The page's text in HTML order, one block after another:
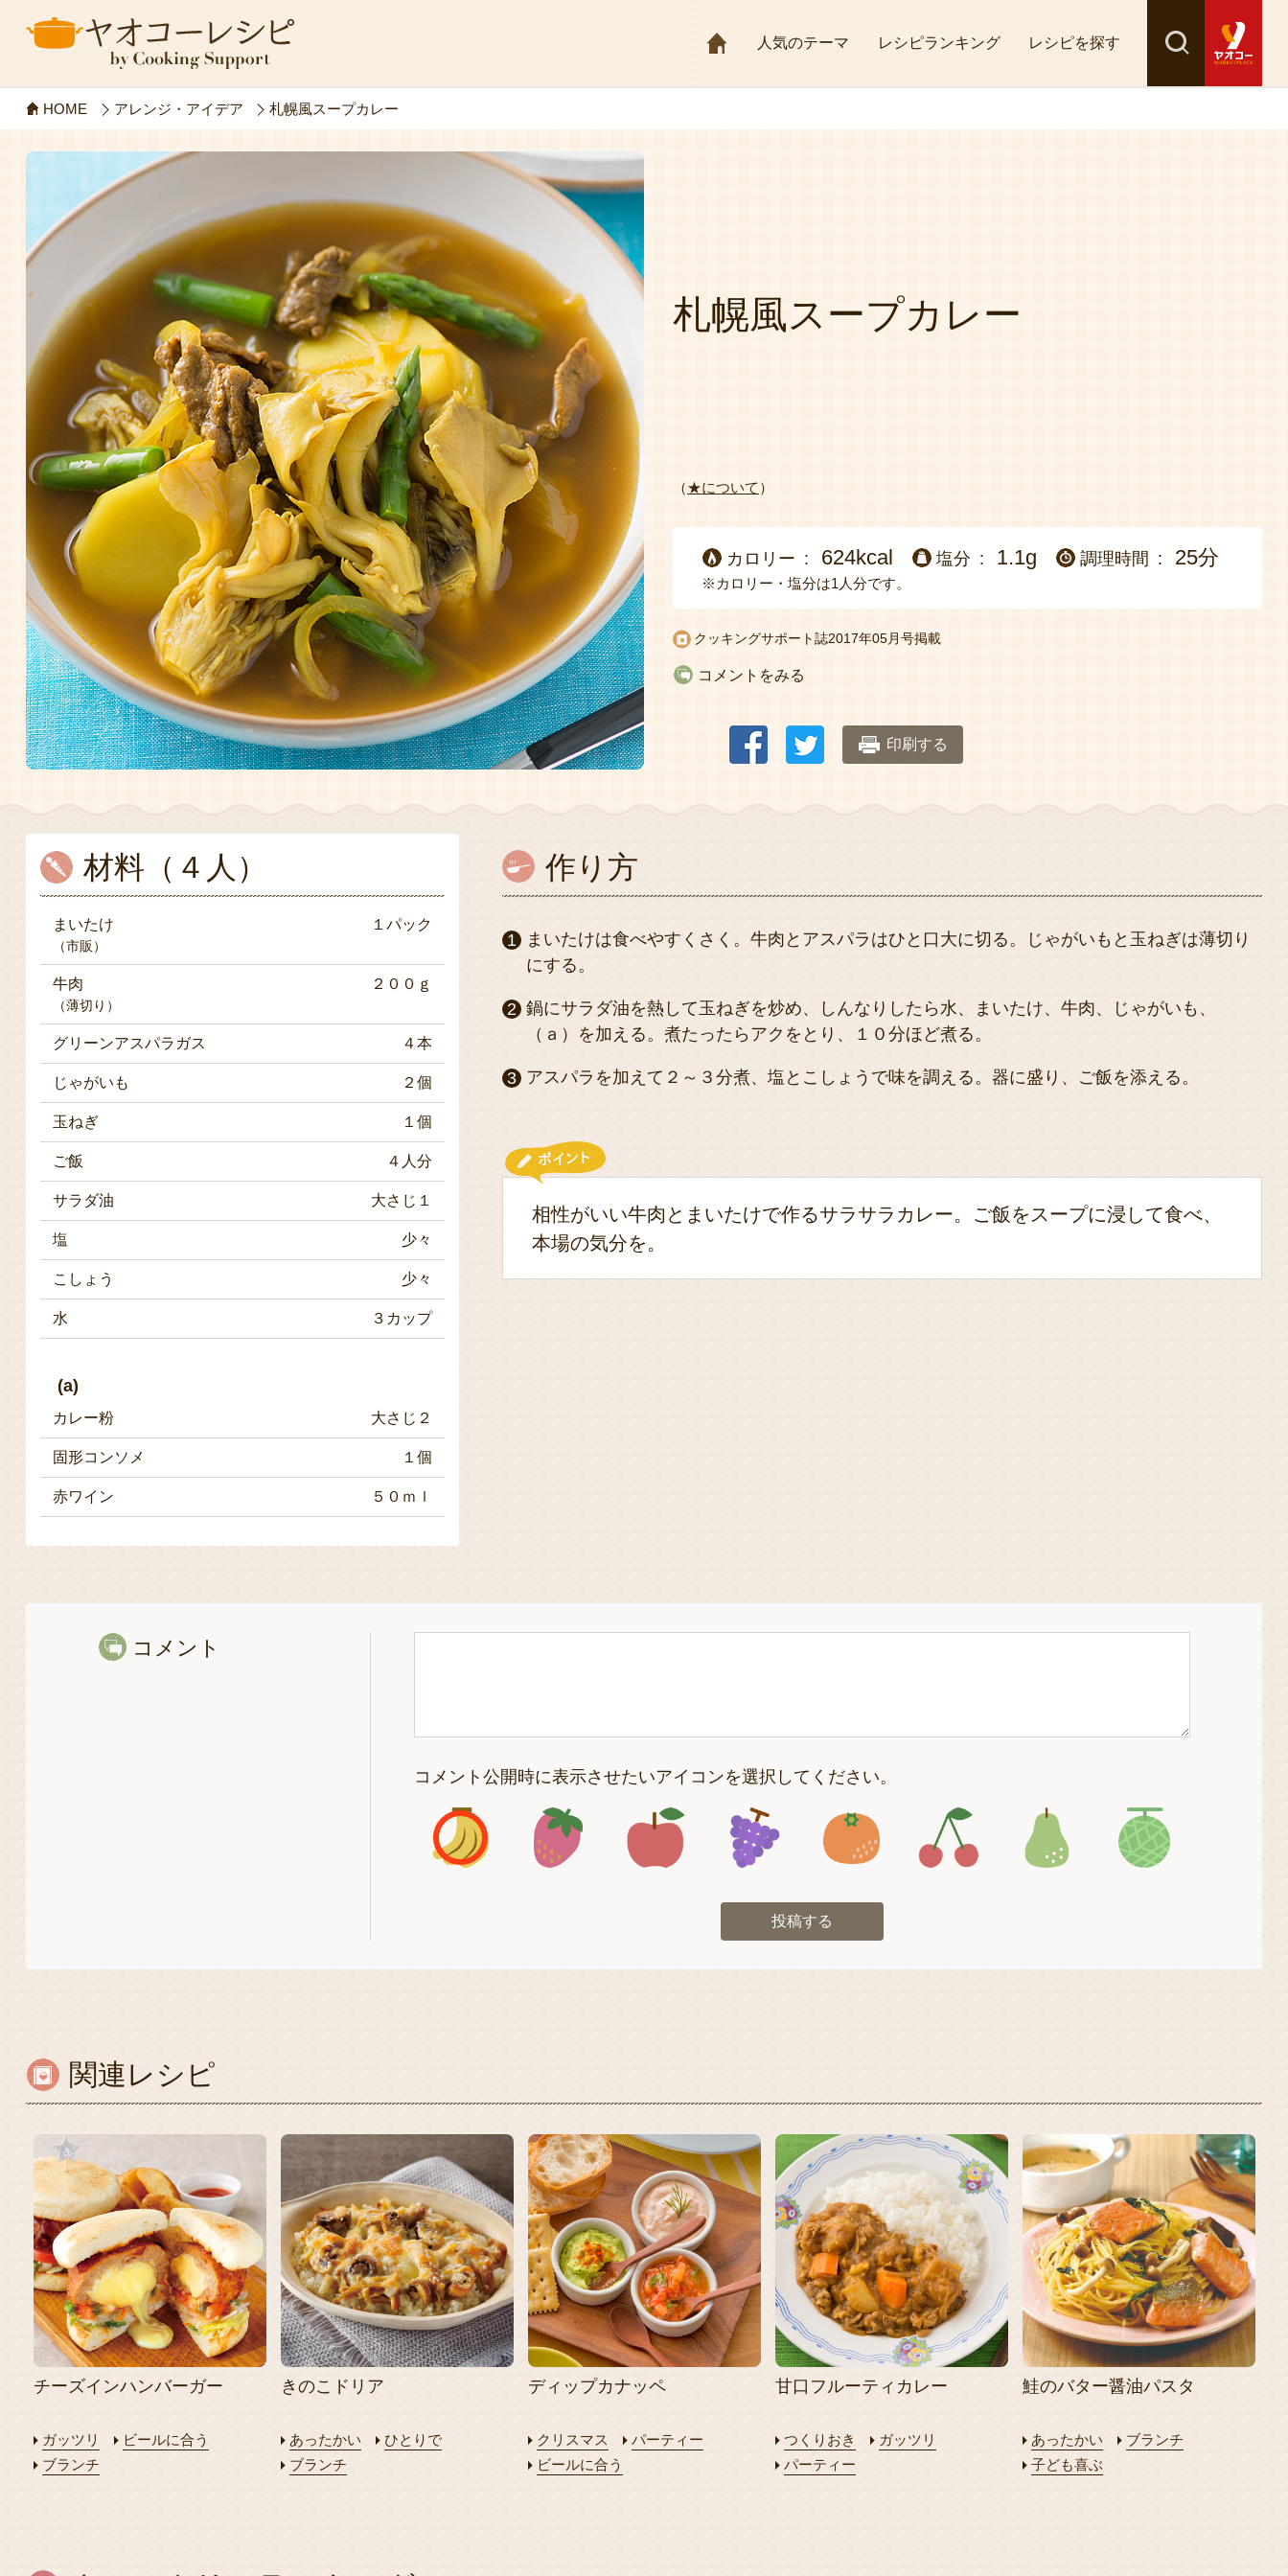
HOME人気のテーマ レシピランキング レシピを探す 検索
探す
HOME アレンジ・アイデア 札幌風スープカレー
札幌風スープカレー
（★について ）
カロリー 624kcal 塩分 1.1g 調理時間 25分
※カロリー・塩分は1人分です。
クッキングサポート誌2017年05月号掲載
コメントをみる
印刷する
材料（４人）
まいたけ １パック
（市販）
牛肉 ２００ｇ
（薄切り）
グリーンアスパラガス ４本
じゃがいも ２個
玉ねぎ １個
ご飯 ４人分
サラダ油 大さじ１
塩 少々
こしょう 少々
水 ３カップ
(a)
カレー粉 大さじ２
固形コンソメ １個
赤ワイン ５０ｍｌ
作り方
まいたけは食べやすくさく。牛肉とアスパラはひと口大に切る。じゃがいもと玉ねぎは薄切り
にする。
鍋にサラダ油を熱して玉ねぎを炒め、しんなりしたら水、まいたけ、牛肉、じゃがいも、
（ａ）を加える。煮たったらアクをとり、１０分ほど煮る。
アスパラを加えて２～３分煮、塩とこしょうで味を調える。器に盛り、ご飯を添える。
相性がいい牛肉とまいたけで作るサラサラカレー。ご飯をスープに浸して食べ、
本場の気分を。
コメント
コメント公開時に表示させたいアイコンを選択してください。
アイコン1 アイコン2 アイコン3 アイコン4 アイコン5 アイコン6 アイコン7
投稿する
関連レシピ
チーズインハンバーガー
ガッツリ
ビールに合う
ブランチ
きのこドリア
あったかい
ひとりで
ブランチ
ディップカナッペ
クリスマス
パーティー
ビールに合う
甘口フルーティカレー
つくりおき
ガッツリ
パーティー
鮭のバター醤油パスタ
あったかい
ブランチ
子ども喜ぶ